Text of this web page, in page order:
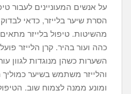
על אנשים המעוניינים לעבור
הסרת שיער בלייזר, כדאי
מהשיטות. טיפול בלייזר
כהה ועור בהיר. קרן הלייזר
השערות כשהן מנוגדות לגוון
והלייזר משתמש בשיער
ומונע ממנה לצמוח שוב.